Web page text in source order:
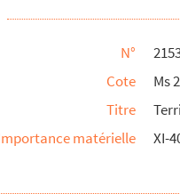
aux travaux de sa
N°
Cote
Ms
Titre
matérielle
XI-